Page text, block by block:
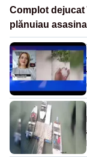
Complot
plănuiau